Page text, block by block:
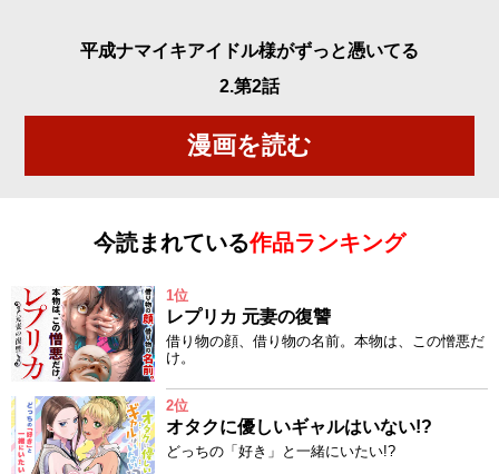
平成ナマイキアイドル様がずっと憑いてる
2.第2話
漫画を読む
今読まれている作品ランキング
1位
レプリカ 元妻の復讐
借り物の顔、借り物の名前。本物は、この憎悪だ
け。
2位
オタクに優しいギャルはいない!?
どっちの「好き」と一緒にいたい!?